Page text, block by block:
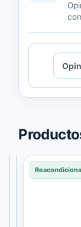
Cargando
contenido
de
Reacondicionado